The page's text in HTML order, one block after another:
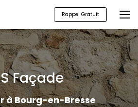
Rappel Gratuit
Façade
à Bourg-en-Bresse